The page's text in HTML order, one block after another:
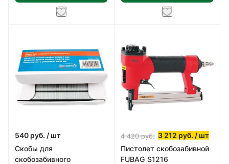
540 руб. / шт
Скобы для
скобозабивного
4 420руб. 3 212 руб. / шт
Пистолет скобозабивной
FUBAG S1216